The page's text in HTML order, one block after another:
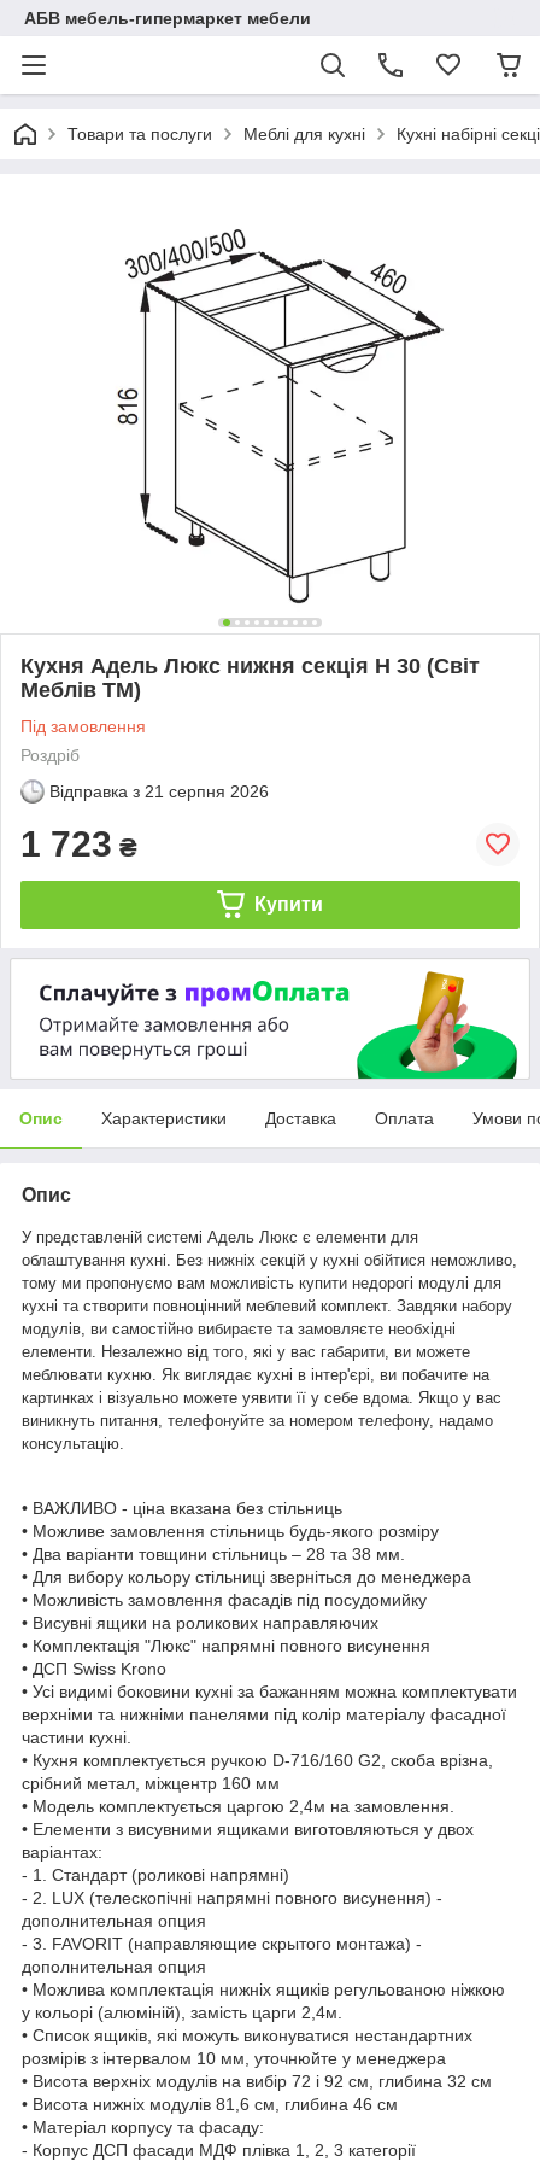
АБВ мебель-гипермаркет мебели
Товари та послуги Меблі для кухні Кухні набірні
Кухня Адель Люкс нижня секція Н 30 (Світ
Меблів ТМ)
Під замовлення
Роздріб
Відправка з 21 серпня 2026
1 723 ₴
Купити
Опис Характеристики Доставка Оплата Умови
Опис
У представленій системі Адель Люкс є елементи для
облаштування кухні. Без нижніх секцій у кухні обійтися неможливо,
тому ми пропонуємо вам можливість купити недорогі модулі для
кухні та створити повноцінний меблевий комплект. Завдяки набору
модулів, ви самостійно вибираєте та замовляєте необхідні
елементи. Незалежно від того, які у вас габарити, ви можете
меблювати кухню. Як виглядає кухні в інтер'єрі, ви побачите на
картинках і візуально можете уявити її у себе вдома. Якщо у вас
виникнуть питання, телефонуйте за номером телефону, надамо
консультацію.
• ВАЖЛИВО - ціна вказана без стільниць
• Можливе замовлення стільниць будь-якого розміру
• Два варіанти товщини стільниць – 28 та 38 мм.
• Для вибору кольору стільниці зверніться до менеджера
• Можливість замовлення фасадів під посудомийку
• Висувні ящики на роликових направляючих
• Комплектація "Люкс" напрямні повного висунення
• ДСП Swiss Krono
• Усі видимі боковини кухні за бажанням можна комплектувати
верхніми та нижніми панелями під колір матеріалу фасадної
частини кухні.
• Кухня комплектується ручкою D-716/160 G2, скоба врізна,
срібний метал, міжцентр 160 мм
• Модель комплектується царгою 2,4м на замовлення.
• Елементи з висувними ящиками виготовляються у двох
варіантах:
- 1. Стандарт (роликові напрямні)
- 2. LUX (телескопічні напрямні повного висунення) -
дополнительная опция
- 3. FAVORIT (направляющие скрытого монтажа) -
дополнительная опция
• Можлива комплектація нижніх ящиків регульованою ніжкою
у кольорі (алюміній), замість царги 2,4м.
• Список ящиків, які можуть виконуватися нестандартних
розмірів з інтервалом 10 мм, уточнюйте у менеджера
• Висота верхніх модулів на вибір 72 і 92 см, глибина 32 см
• Висота нижніх модулів 81,6 см, глибина 46 см
• Матеріал корпусу та фасаду:
- Корпус ДСП фасади МДФ плівка 1, 2, 3 категорії